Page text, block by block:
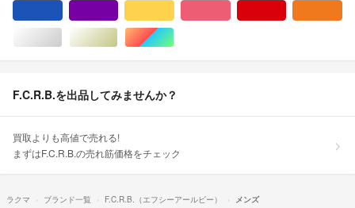
シルバー/銀色系ゴールド/金色系マルチカラー
F.C.R.B.を出品してみませんか？
買取よりも高値で売れる!
まずはF.C.R.B.の売れ筋価格をチェック
ラクマ ブランド一覧 F.C.R.B.（エフシーアールビー）
メンズ